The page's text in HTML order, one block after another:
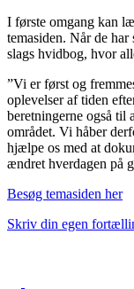
I første omgang kan
temasiden. Når de
slags hvidbog, hvor
”Vi er først og
oplevelser af tiden
beretningerne også til
området. Vi håber
hjælpe os med at
ændret hverdagen på
Besøg temasiden her
Skriv din egen